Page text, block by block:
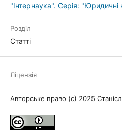
"Інтернаука". Серія: "Юридичні
Розділ
Статті
Ліцензія
Авторське право (c) 2025